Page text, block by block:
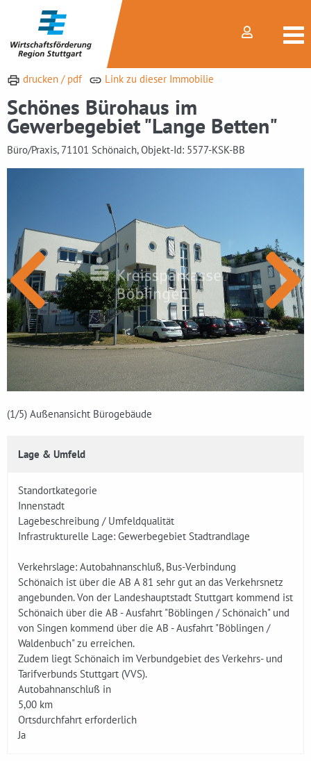
drucken / pdf Link zu dieser Immobilie
Schönes Bürohaus im
Gewerbegebiet "Lange Betten"
Büro/Praxis, 71101 Schönaich, Objekt-Id: 5577-KSK-BB
(1/5) Außenansicht Bürogebäude
Lage & Umfeld
Standortkategorie
Innenstadt
Lagebeschreibung / Umfeldqualität
Infrastrukturelle Lage: Gewerbegebiet Stadtrandlage
Verkehrslage: Autobahnanschluß, Bus-Verbindung
Schönaich ist über die AB A 81 sehr gut an das Verkehrsnetz
angebunden. Von der Landeshauptstadt Stuttgart kommend ist
Schönaich über die AB - Ausfahrt "Böblingen / Schönaich" und
von Singen kommend über die AB - Ausfahrt "Böblingen /
Waldenbuch" zu erreichen.
Zudem liegt Schönaich im Verbundgebiet des Verkehrs- und
Tarifverbunds Stuttgart (VVS).
Autobahnanschluß in
5,00 km
Ortsdurchfahrt erforderlich
Ja